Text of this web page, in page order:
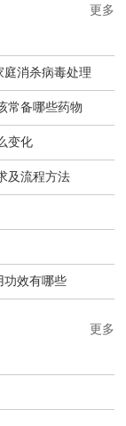
消杀病毒处理
常备哪些药物
变化
及流程方法
功效有哪些
更多
更多